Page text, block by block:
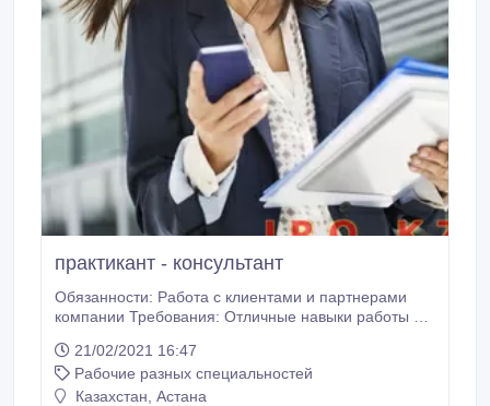
практикант - консультант
Обязанности: Работа с клиентами и партнерами
компании Требования: Отличные навыки работы на
point) Грамотная речь, устная и письменная Легко
обучаемость Коммуникабельность
Целеустремленность Позитивный настрой
21/02/2021 16:47
Рабочие разных специальностей
Казахстан, Астана